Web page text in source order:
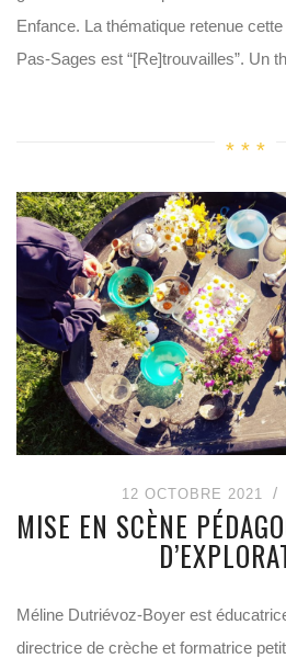
Enfance. La thématique retenue
Pas-Sages est “[Re]trouvailles”. Un
12 OCTOBRE 2021
MISE EN SCÈNE
Méline Dutriévoz-Boyer est
directrice de crèche et formatrice